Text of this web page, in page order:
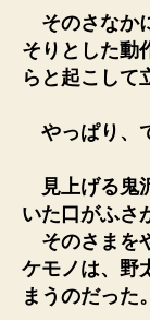
そのさなか
そりとした動
らと起こして
やっぱり、
見上げる鬼
いた口がふさ
そのさまを
ケモノは、野
まうのだった。